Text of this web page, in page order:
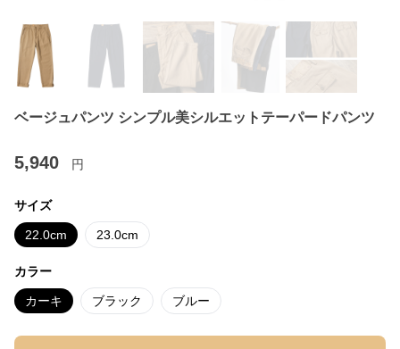
ベージュパンツ シンプル美シルエットテーパードパンツ
5,940 円
サイズ
22.0cm 23.0cm
カラー
カーキ ブラック ブルー